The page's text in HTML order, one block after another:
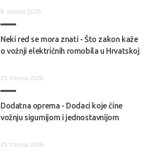
8. svibnja 2026.
Neki red se mora znati - Što zakon kaže
o vožnji električnih romobila u Hrvatskoj
25. travnja 2026.
Dodatna oprema - Dodaci koje čine
vožnju sigurnijom i jednostavnijom
25. travnja 2026.